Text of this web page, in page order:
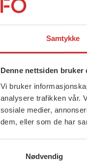
Samtykke
Denne nettsiden bruker
Vi bruker
analysere trafikken vår.
sosiale medier,
dem, eller som de har
Nødvendig